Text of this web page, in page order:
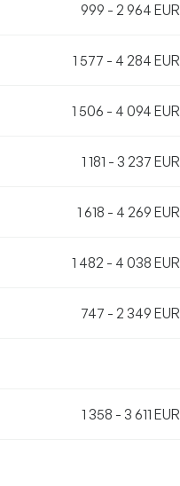
999 - 2 964 EUR
1 577 - 4 284 EUR
1 506 - 4 094 EUR
1 181 - 3 237 EUR
1 618 - 4 269 EUR
1 482 - 4 038 EUR
747 - 2 349 EUR
1 358 - 3 611 EUR